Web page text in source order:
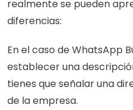
realmente se pueden
diferencias:
En el caso de WhatsApp
establecer una
tienes que señalar una
de la empresa.